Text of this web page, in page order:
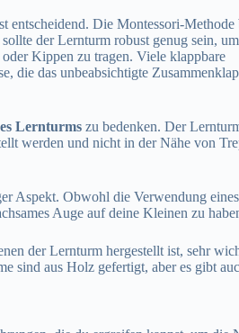
entscheidend. Die Montessori-Methode
der Lernturm robust genug sein,
Kippen zu tragen. Viele klappbare
die das unbeabsichtigte
Lernturms zu bedenken. Der
werden und nicht in der Nähe von
Aspekt. Obwohl die Verwendung
Auge auf deine Kleinen zu
der Lernturm hergestellt ist, sehr
sind aus Holz gefertigt, aber es gibt